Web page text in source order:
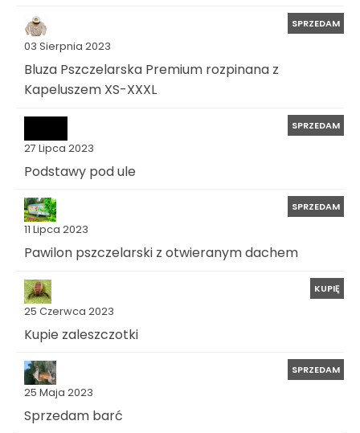
03 Sierpnia 2023
SPRZEDAM
Bluza Pszczelarska Premium rozpinana z
Kapeluszem XS-XXXL
27 Lipca 2023
SPRZEDAM
Podstawy pod ule
11 Lipca 2023
SPRZEDAM
Pawilon pszczelarski z otwieranym dachem
25 Czerwca 2023
KUPIĘ
Kupie zaleszczotki
25 Maja 2023
SPRZEDAM
Sprzedam barć